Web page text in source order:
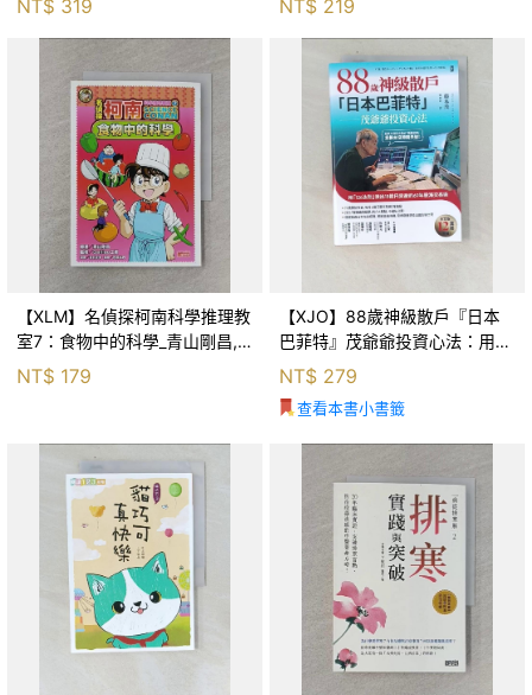
NT$ 319 NT$ 219
【XLM】名偵探柯南科學推理教
室7：食物中的科學_青山剛昌,
NT$ 179
【XJO】88歲神級散戶『日本
巴菲特』茂爺爺投資心法：用
「126法則」滾出18億円資產的
69年股海交易術_藤本茂, 賴惠
鈴
NT$ 279
查看本書小書籤